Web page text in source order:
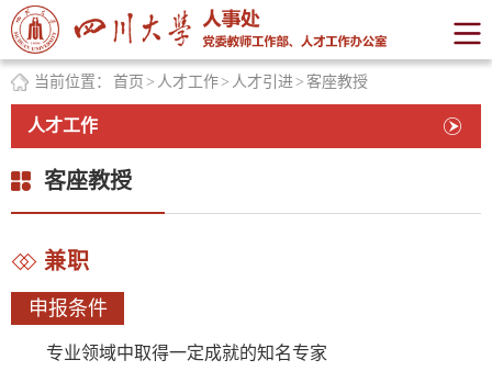
当前位置： 首页 > 人才工作> 人才引进> 客座教授
人才工作
客座教授
兼职
申报条件
专业领域中取得一定成就的知名专家